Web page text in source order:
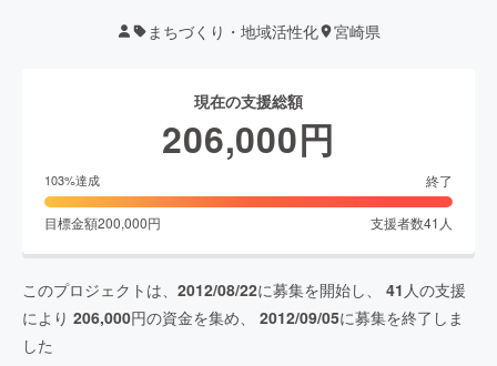
まちづくり・地域活性化 宮崎県
現在の支援総額
206,000円
103%達成 終了
目標金額200,000円 支援者数41 人
このプロジェクトは、 2012/08/22に募集を開始し、 41 人の支援
により 206,000円の資金を集め、 2012/09/05に募集を終了しま
した